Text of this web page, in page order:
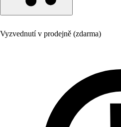
Vyzvednutí v prodejně (zdarma)